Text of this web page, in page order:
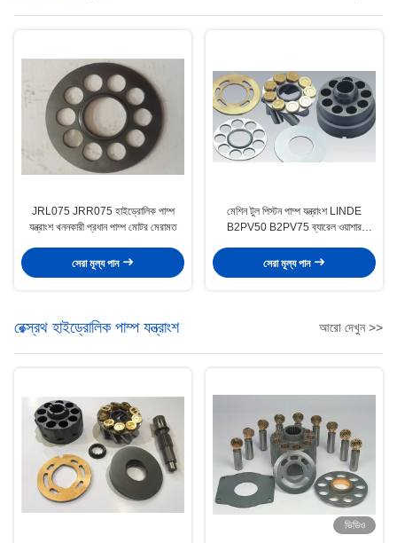
JRL075 JRR075 হাইড্রোলিক পাম্প
যন্ত্রাংশ খননকারী প্রধান পাম্প মোটর মেরামত
সেরা মূল্য পান
মেশিন টুল পিস্টন পাম্প যন্ত্রাংশ LINDE
B2PV50 B2PV75 ব্যারেল ওয়াশার
সেরা মূল্য পান
রেক্স্রথ হাইড্রোলিক পাম্প যন্ত্রাংশ আরো দেখুন >>
ভিডিও